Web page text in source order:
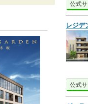
公式サ
レジデ
公式サ